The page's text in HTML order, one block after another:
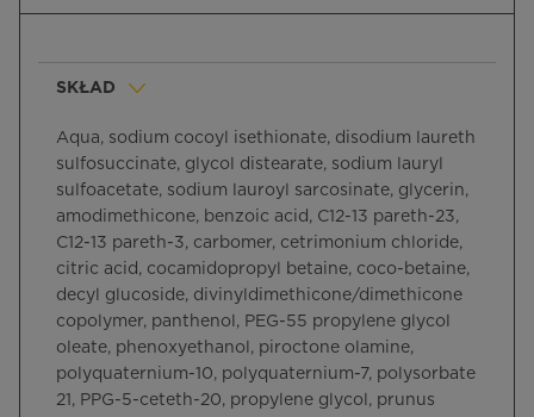
SKŁAD
Aqua, sodium cocoyl isethionate, disodium laureth
sulfosuccinate, glycol distearate, sodium lauryl
sulfoacetate, sodium lauroyl sarcosinate, glycerin,
amodimethicone, benzoic acid, C12-13 pareth-23,
C12-13 pareth-3, carbomer, cetrimonium chloride,
citric acid, cocamidopropyl betaine, coco-betaine,
decyl glucoside, divinyldimethicone/dimethicone
copolymer, panthenol, PEG-55 propylene glycol
oleate, phenoxyethanol, piroctone olamine,
polyquaternium-10, polyquaternium-7, polysorbate
21, PPG-5-ceteth-20, propylene glycol, prunus